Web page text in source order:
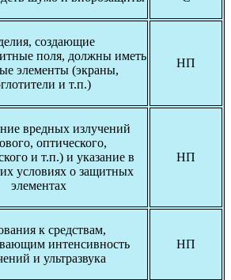
создающие
поля, должны иметь
элементы (экраны,
и т.п.)
НП
вредных излучений
оптического,
и т.п.) и указание в
условиях о защитных
элементах
НП
к средствам,
интенсивность
и ультразвука
НП